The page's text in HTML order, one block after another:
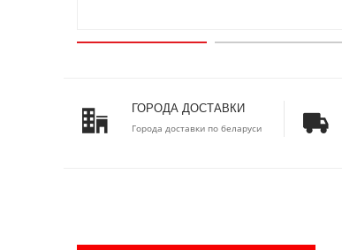
ГОРОДА ДОСТАВКИ
Города доставки по беларуси